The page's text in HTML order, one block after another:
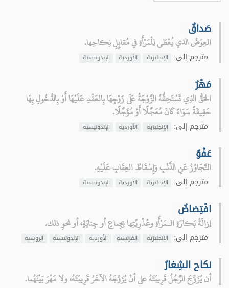
صَداقٌ
العِوَضُ الذي يُعْطَى لِلْمَرْأَةِ في مُقابِلِ نِكاحِها.
مترجم إلى: الإنجليزية الأوردية الإندونيسية
مَهْرٌ
الحَقُّ الذِي تَسْتَحِقُّهُ الزَّوْجَةُ عَلَى زَوْجِهَا بِالعَقْدِ عَلَيْهَا أَوْ بِالدُّخُولِ بِهَا
حَقِيقَةً سَوَاءً كَانَ مُعَجَّلًا أَوْ مُؤَجَّلًا.
مترجم إلى: الإنجليزية الأوردية الإندونيسية
عَفْوٌ
التَّجَاوُزُ عَنِ الذَّنْبِ وَإِسْقَاطُ العِقَابِ عَلَيْهِ.
مترجم إلى: الإنجليزية الأوردية الإندونيسية
افْتِضاضٌ
إزالَةُ بَكارَةِ الـمَرْأَةِ وعُذْرِيَّتِها بِجِماعٍ أو جِنايَةٍ، أو نحوِ ذلك.
مترجم إلى: الإنجليزية الفرنسية الأوردية الإندونيسية الروسية
نكاح الشِغارٌ
أن يُزَوِّجَ الرَّجُلُ قَرِيبَتَهُ على أنْ يُزَوِّجَهُ الآخَرُ قَرِيبَتَهُ، ولا مَهْرَ بَيْنَهُما.